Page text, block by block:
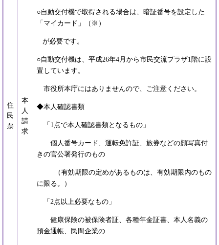
住
民
票
本
人
請
求
○自動交付機で取得される場合は、暗証番号を設定した
「マイカード」（※）
が必要です。
○自動交付機は、平成26年4月から市民交流プラザ1階に設
置しています。
市役所本庁にはありませんので、ご注意ください。
◆本人確認書類
「1点で本人確認書類となるもの」
個人番号カード、運転免許証、旅券などの顔写真付
きの官公署発行のもの
（有効期限の定めがあるものは、有効期限内のもの
に限る。）
「2点以上必要なもの」
健康保険の被保険者証、各種年金証書、本人名義の
預金通帳、民間企業の